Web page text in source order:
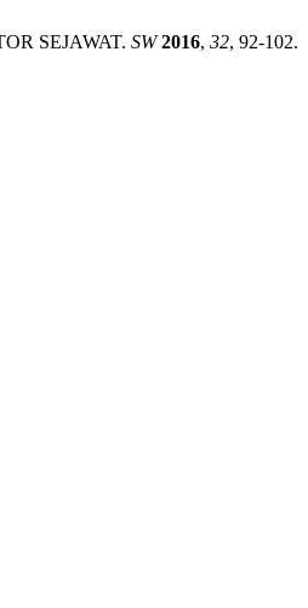
SEJAWAT. SW 2016, 32, 92-102.